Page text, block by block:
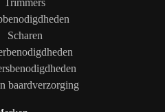
Trimmers
Scharen
baardverzorging